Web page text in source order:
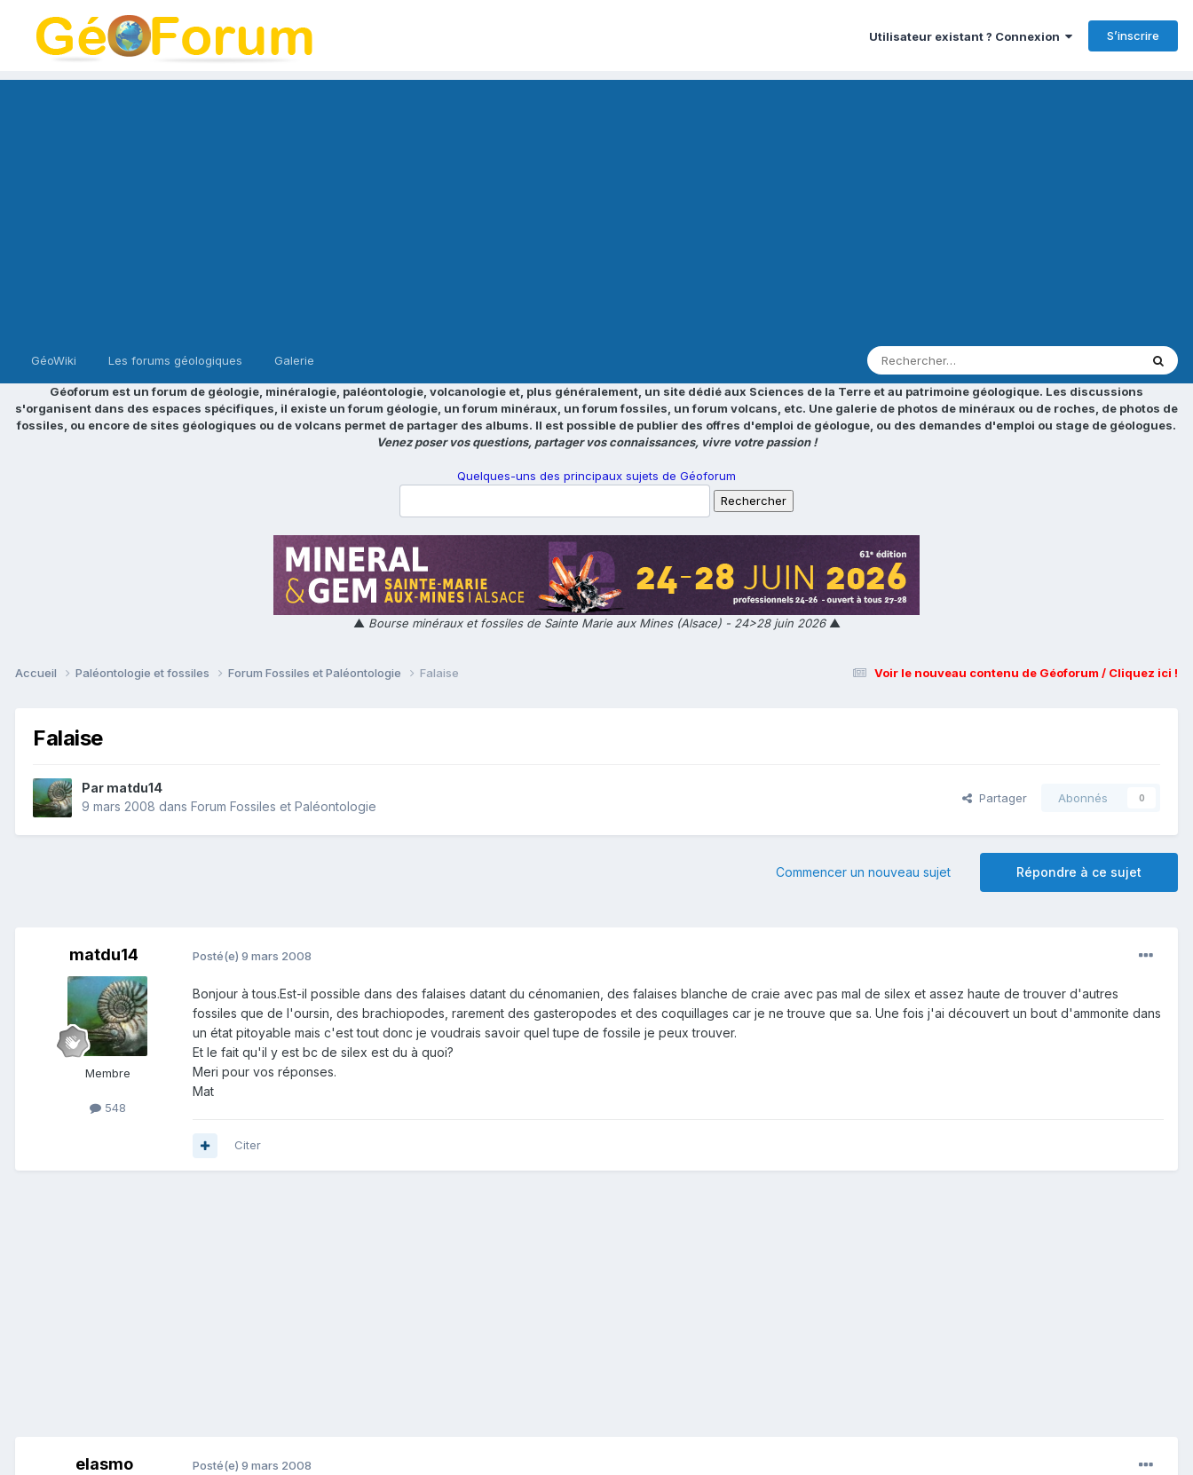
Utilisateur existant ? Connexion S’inscrire
GéoWiki Les forums géologiques Galerie
Géoforum est un forum de géologie, minéralogie, paléontologie, volcanologie et, plus généralement, un site dédié aux Sciences de la Terre et au patrimoine géologique. Les discussions
s'organisent dans des espaces spécifiques, il existe un forum géologie, un forum minéraux, un forum fossiles, un forum volcans, etc. Une galerie de photos de minéraux ou de roches, de photos de
fossiles, ou encore de sites géologiques ou de volcans permet de partager des albums. Il est possible de publier des offres d'emploi de géologue, ou des demandes d'emploi ou stage de géologues.
Venez poser vos questions, partager vos connaissances, vivre votre passion !
Quelques-uns des principaux sujets de Géoforum
▲ Bourse minéraux et fossiles de Sainte Marie aux Mines (Alsace) - 24>28 juin 2026▲
Voir le nouveau contenu de Géoforum / Cliquez ici !
Accueil Paléontologie et fossiles Forum Fossiles et Paléontologie Falaise
Falaise
Par matdu14
9 mars 2008 dans Forum Fossiles et Paléontologie
Partager Abonnés 0
Répondre à ce sujet
Commencer un nouveau sujet
matdu14
Membre
548
Posté(e) 9 mars 2008
Bonjour à tous.Est-il possible dans des falaises datant du cénomanien, des falaises blanche de craie avec pas mal de silex et assez haute de trouver d'autres
fossiles que de l'oursin, des brachiopodes, rarement des gasteropodes et des coquillages car je ne trouve que sa. Une fois j'ai découvert un bout d'ammonite dans
un état pitoyable mais c'est tout donc je voudrais savoir quel tupe de fossile je peux trouver.
Et le fait qu'il y est bc de silex est du à quoi?
Meri pour vos réponses.
Mat
Citer
elasmo Posté(e) 9 mars 2008